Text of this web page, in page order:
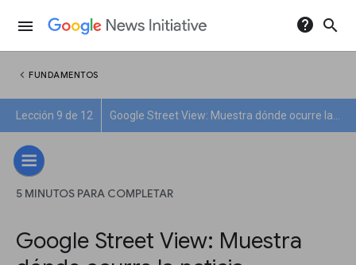
menu help search
chevron_left FUNDAMENTOS
Lección 9 de 12
5 MINUTOS PARA COMPLETAR
Google Street View: Muestra